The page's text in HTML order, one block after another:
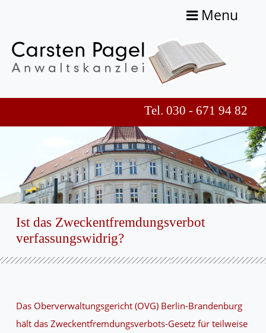
Menu
Tel. 030 - 671 94 82
Ist das Zweckentfremdungsverbot
verfassungswidrig?
Das Oberverwaltungsgericht (OVG) Berlin-Brandenburg
hält das Zweckentfremdungsverbots-Gesetz für teilweise